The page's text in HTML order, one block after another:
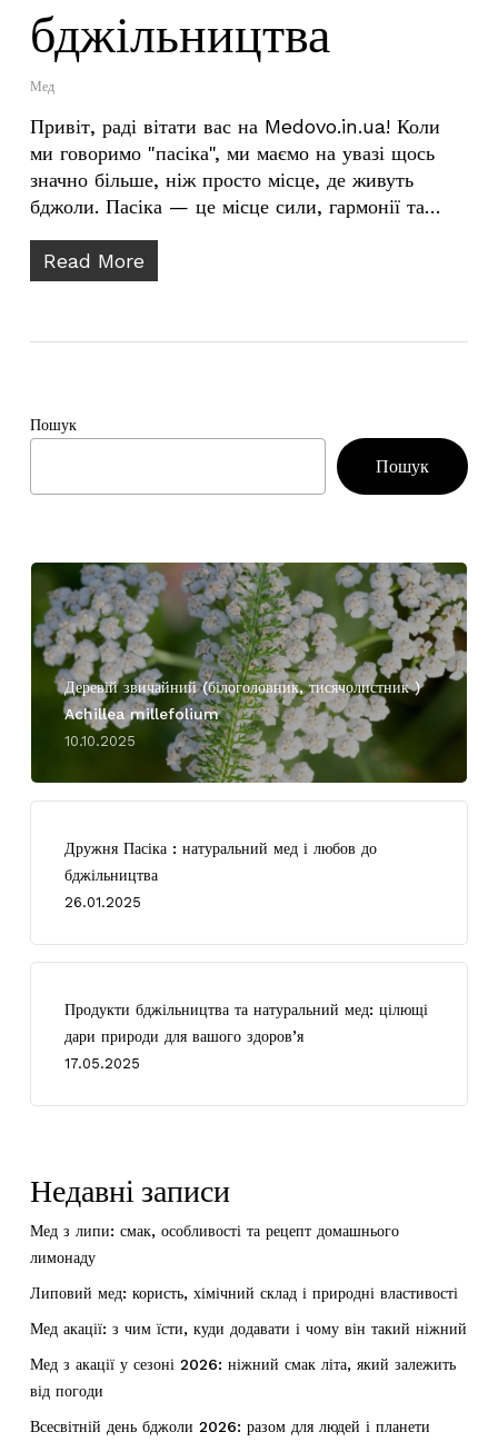
бджільництва
Мед
Привіт, раді вітати вас на Medovo.in.ua! Коли
ми говоримо "пасіка", ми маємо на увазі щось
значно більше, ніж просто місце, де живуть
бджоли. Пасіка — це місце сили, гармонії та…
Read More
Пошук
Пошук
Деревій звичайний (білоголовник, тисячолистник )
Achillea millefolium
10.10.2025
Дружня Пасіка : натуральний мед і любов до
бджільництва
26.01.2025
Продукти бджільництва та натуральний мед: цілющі
дари природи для вашого здоров’я
17.05.2025
Недавні записи
Мед з липи: смак, особливості та рецепт домашнього
лимонаду
Липовий мед: користь, хімічний склад і природні властивості
Мед акації: з чим їсти, куди додавати і чому він такий ніжний
Мед з акації у сезоні 2026: ніжний смак літа, який залежить
від погоди
Всесвітній день бджоли 2026: разом для людей і планети